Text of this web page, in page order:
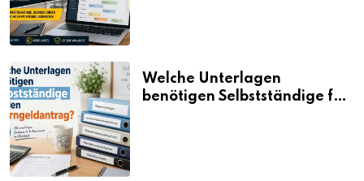
Welche Unterlagen
benötigen Selbstständige für